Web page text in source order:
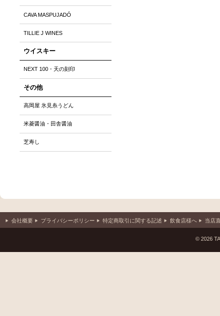
CAVA MASPUJADÓ
TILLIE J WINES
ウイスキー
NEXT 100・天の刻印
その他
高岡屋 氷見糸うどん
米菱醤油・田舎醤油
芝寿し
会社概要 プライバシーポリシー 特定商取引に関する記述 飲食店様へ 当店
© 2026